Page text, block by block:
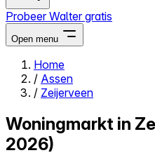
Probeer Walter gratis
Open menu
Close menu
Home
/ Assen
/ Zeijerveen
Woningmarkt in
2026)